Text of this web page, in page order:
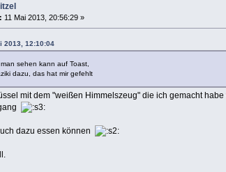
11 Mai 2013, 20:56:29 »
2013, 12:10:04
sehen kann auf Toast,
dazu, das hat mir gefehlt
mit dem "weißen Himmelszeug" die ich gemacht habe
dazu essen können